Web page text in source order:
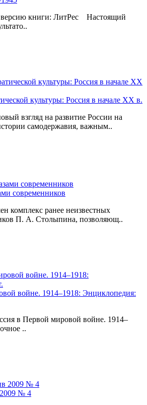
версию книги: ЛитРес Настоящий
культуры: Россия в начале ХХ в.
взгляд на развитие России на
самодержавия, важным..
современников
комплекс ранее неизвестных
П. А. Столыпина, позволяющ..
войне. 1914–1918: Энциклопедия:
в Первой мировой войне. 1914–
..
№ 4